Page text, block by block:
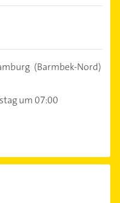
(Barmbek-Nord)
um 07:00